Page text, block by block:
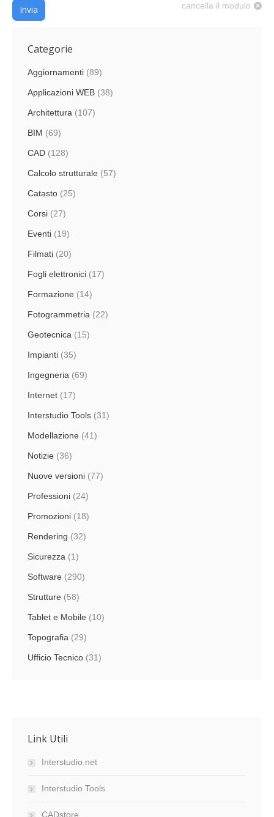
cancella il modulo
Invia
Categorie
Aggiornamenti (89)
Applicazioni WEB (38)
Architettura (107)
BIM (69)
CAD (128)
Calcolo strutturale (57)
Catasto (25)
Corsi (27)
Eventi (19)
Filmati (20)
Fogli elettronici (17)
Formazione (14)
Fotogrammetria (22)
Geotecnica (15)
Impianti (35)
Ingegneria (69)
Internet (17)
Interstudio Tools (31)
Modellazione (41)
Notizie (36)
Nuove versioni (77)
Professioni (24)
Promozioni (18)
Rendering (32)
Sicurezza (1)
Software (290)
Strutture (58)
Tablet e Mobile (10)
Topografia (29)
Ufficio Tecnico (31)
Link Utili
Interstudio.net
Interstudio Tools
CADstore